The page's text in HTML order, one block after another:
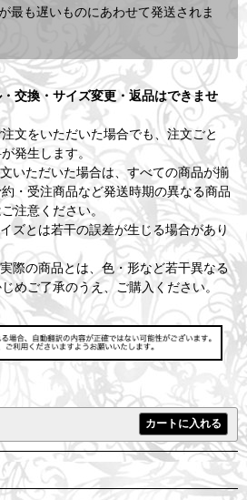
最も遅いものにあわせて発送されま
交換・サイズ変更・返品はできませ
文をいただいた場合でも、注文ごと
発生します。
いただいた場合は、すべての商品が揃
・受注商品など発送時期の異なる商品
注意ください。
ズとは若干の誤差が生じる場合があり
際の商品とは、色・形など若干異なる
めご了承のうえ、ご購入ください。